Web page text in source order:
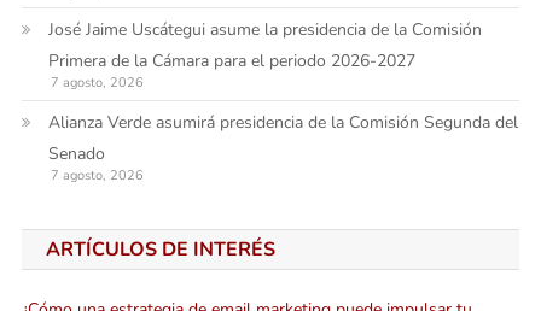
José Jaime Uscátegui asume la presidencia de la Comisión
Primera de la Cámara para el periodo 2026-2027
7 agosto, 2026
Alianza Verde asumirá presidencia de la Comisión Segunda del
Senado
7 agosto, 2026
ARTÍCULOS DE INTERÉS